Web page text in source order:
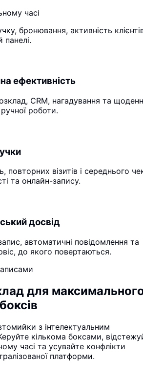
часі
бронювання, активність
панелі.
ефективність
CRM, нагадування та
роботи.
повторних візитів і середнього
та онлайн-запису.
досвід
автоматичні повідомлення та
до якого повертаються.
для
з інтелектуальним
кількома боксами,
часі та усувайте конфлікти
платформи.